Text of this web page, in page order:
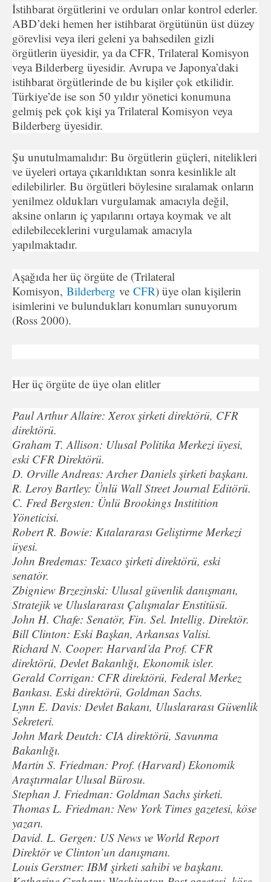
İstihbarat örgütlerini ve orduları onlar kontrol ederler.
ABD’deki hemen her istihbarat örgütünün üst düzey
görevlisi veya ileri geleni ya bahsedilen gizli
örgütlerin üyesidir, ya da CFR, Trilateral Komisyon
veya Bilderberg üyesidir. Avrupa ve Japonya’daki
istihbarat örgütlerinde de bu kişiler çok etkilidir.
Türkiye’de ise son 50 yıldır yönetici konumuna
gelmiş pek çok kişi ya Trilateral Komisyon veya
Bilderberg üyesidir.
Şu unutulmamalıdır: Bu örgütlerin güçleri, nitelikleri
ve üyeleri ortaya çıkarıldıktan sonra kesinlikle alt
edilebilirler. Bu örgütleri böylesine sıralamak onların
yenilmez oldukları vurgulamak amacıyla değil,
aksine onların iç yapılarını ortaya koymak ve alt
edilebileceklerini vurgulamak amacıyla
yapılmaktadır.
Aşağıda her üç örgüte de (Trilateral
Komisyon, Bilderberg ve CFR) üye olan kişilerin
isimlerini ve bulundukları konumları sunuyorum
(Ross 2000).
Her üç örgüte de üye olan elitler
Paul Arthur Allaire: Xerox şirketi direktörü, CFR
direktörü.
Graham T. Allison: Ulusal Politika Merkezi üyesi,
eski CFR Direktörü.
D. Orville Andreas: Archer Daniels şirketi başkanı.
R. Leroy Bartley: Ünlü Wall Street Journal Editörü.
C. Fred Bergsten: Ünlü Brookings Institition
Yöneticisi.
Robert R. Bowie: Kıtalararası Geliştirme Merkezi
üyesi.
John Bredemas: Texaco şirketi direktörü, eski
senatör.
Zbigniew Brzezinski: Ulusal güvenlik danışmanı,
Stratejik ve Uluslararası Çalışmalar Enstitüsü.
John H. Chafe: Senatör, Fin. Sel. Intellig. Direktör.
Bill Clinton: Eski Başkan, Arkansas Valisi.
Richard N. Cooper: Harvard’da Prof. CFR
direktörü, Devlet Bakanlığı, Ekonomik isler.
Gerald Corrigan: CFR direktörü, Federal Merkez
Bankası. Eski direktörü, Goldman Sachs.
Lynn E. Davis: Devlet Bakanı, Uluslararası Güvenlik
Sekreteri.
John Mark Deutch: CIA direktörü, Savunma
Bakanlığı.
Martin S. Friedman: Prof. (Harvard) Ekonomik
Araştırmalar Ulusal Bürosu.
Stephan J. Friedman: Goldman Sachs şirketi.
Thomas L. Friedman: New York Times gazetesi, köse
yazarı.
David. L. Gergen: US News ve World Report
Direktör ve Clinton’un danışmanı.
Louis Gerstner: IBM şirketi sahibi ve başkanı.